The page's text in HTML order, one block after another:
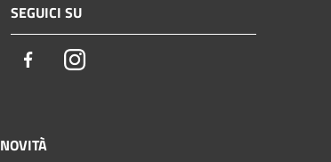
SEGUICI SU
FacebookInstagram
NOVITÀ